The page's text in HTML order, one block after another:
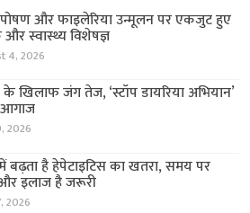
और फाइलेरिया उन्मूलन पर एकजुट हुए
स्वास्थ्य विशेषज्ञ
4, 2026
के खिलाफ जंग तेज, ‘स्टॉप डायरिया अभियान’
2026
बढ़ता है हेपेटाइटिस का खतरा, समय पर
इलाज है जरूरी
2026